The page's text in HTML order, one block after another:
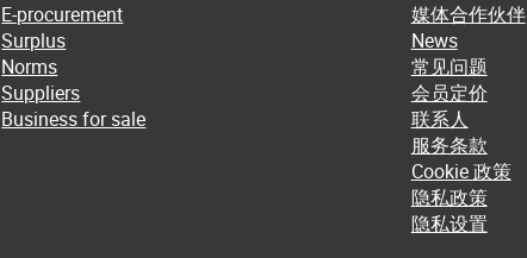
E-procurement
Surplus
Norms
Suppliers
Business for sale
媒体合作伙伴
News
常见问题
会员定价
联系人
服务条款
Cookie 政策
隐私政策
隐私设置